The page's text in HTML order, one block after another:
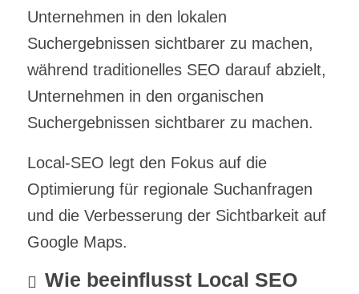
Unternehmen in den lokalen
Suchergebnissen sichtbarer zu machen,
während traditionelles SEO darauf abzielt,
Unternehmen in den organischen
Suchergebnissen sichtbarer zu machen.
Local-SEO legt den Fokus auf die
Optimierung für regionale Suchanfragen
und die Verbesserung der Sichtbarkeit auf
Google Maps.
Wie beeinflusst Local SEO